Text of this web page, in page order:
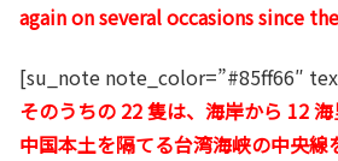
again on several occasions since
[su_note note_color=”#85ff66″
そのうちの 22 隻は、海岸から 12
中国本土を隔てる台湾海峡の中央